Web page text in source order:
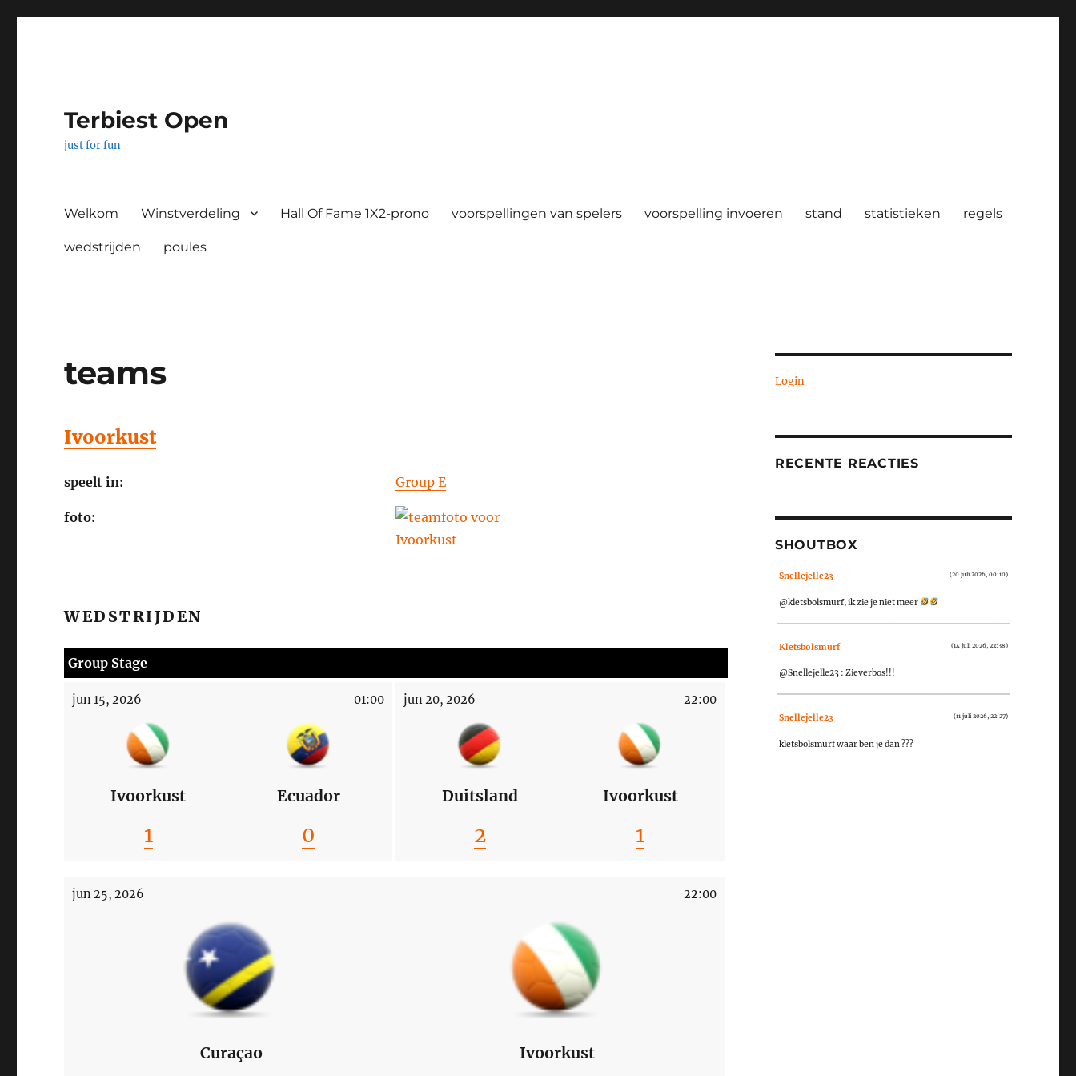
Terbiest Open
just for fun
Welkom Winstverdeling Hall Of Fame 1X2-prono voorspellingen van spelers voorspelling invoeren stand statistieken regels
wedstrijden poules
teams
Ivoorkust
speelt in: Group E
foto:
WEDSTRIJDEN
Group Stage
jun 15, 2026 01:00
Ivoorkust Ecuador
1 0
jun 20, 2026 22:00
Duitsland Ivoorkust
2 1
jun 25, 2026 22:00
Curaçao Ivoorkust
Login
RECENTE REACTIES
SHOUTBOX
Snellejelle23 (20 juli 2026, 00:10)
@kletsbolsmurf, ik zie je niet meer
Kletsbolsmurf (14 juli 2026, 22:38)
@Snellejelle23 : Zieverbos!!!
Snellejelle23 (11 juli 2026, 22:27)
kletsbolsmurf waar ben je dan ???